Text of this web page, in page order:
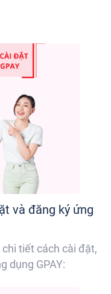
và đăng ký ứng
tiết cách cài đặt,
dụng GPAY: